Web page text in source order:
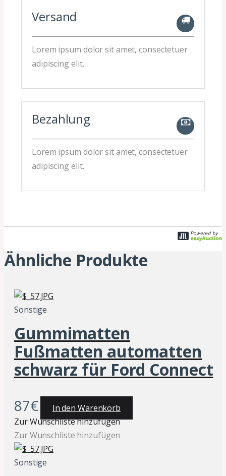
Versand
Lorem ipsum dolor sit amet, consectetuer
adipiscing elit.
Bezahlung
Lorem ipsum dolor sit amet, consectetuer
adipiscing elit.
Ähnliche Produkte
Sonstige
Gummimatten
Fußmatten automatten
schwarz für Ford Connect
87€
In den Warenkorb
Zur Wunschliste hinzufügen
Zur Wunschliste hinzufügen
Sonstige